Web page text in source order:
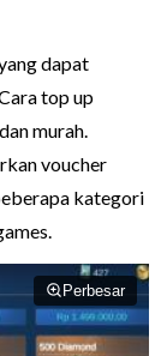
dapat
top up
murah.
voucher
kategori
Perbesar